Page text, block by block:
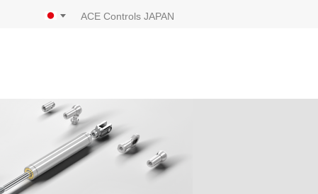
ACE Controls JAPAN